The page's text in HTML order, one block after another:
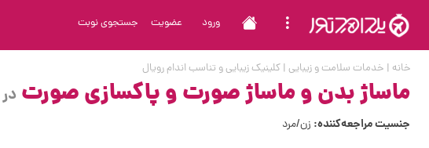
ورود عضویت جستجوی نوبت
خانه | خدمات سلامت و زیبایی |کلینیک زیبایی و تناسب اندام رویال
ماساژ بدن و ماساژ صورت و پاکسازی صورت در
جنسیت مراجعه‌کننده: زن/مرد